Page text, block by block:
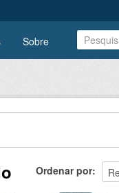
Sobre
Ordenar por